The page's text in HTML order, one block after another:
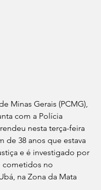
Minas Gerais (PCMG),
com a Polícia
nesta terça-feira
de 38 anos que estava
e é investigado por
cometidos no
na Zona da Mata